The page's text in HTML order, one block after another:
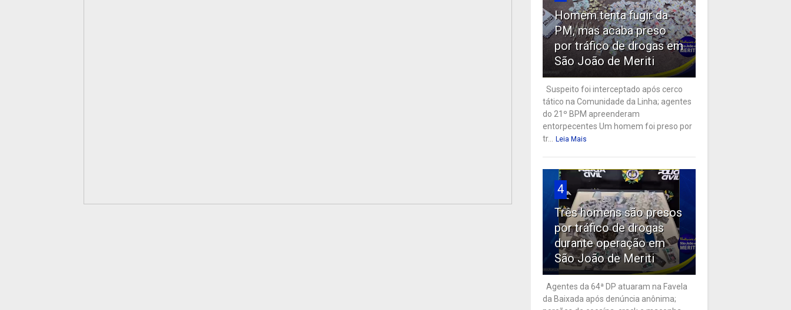
Homem tenta fugir da
PM, mas acaba preso
por tráfico de drogas em
São João de Meriti
Suspeito foi interceptado após cerco
tático na Comunidade da Linha; agentes
do 21º BPM apreenderam
entorpecentes Um homem foi preso por
tr...
Leia Mais
4
Três homens são presos
por tráfico de drogas
durante operação em
São João de Meriti
Agentes da 64ª DP atuaram na Favela
da Baixada após denúncia anônima;